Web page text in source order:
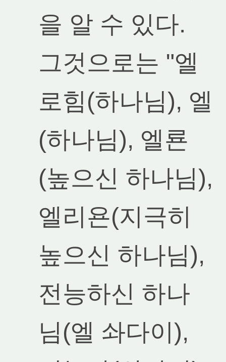
을 알 수 있다.
그것으로는 "엘
로힘(하나님), 엘
(하나님), 엘룐
(높으신 하나님),
엘리욘(지극히
높으신 하나님),
전능하신 하나
님(엘 솨다이),